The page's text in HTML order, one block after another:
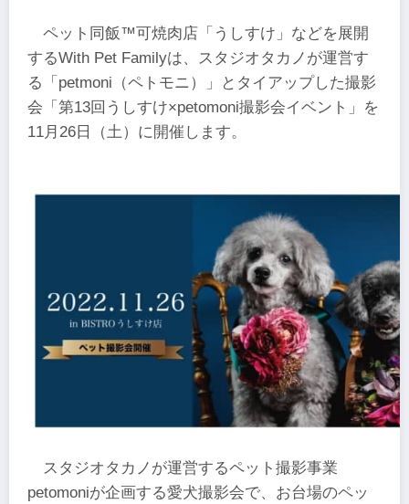
ペット同飯™可焼肉店「うしすけ」などを展開
するWith Pet Familyは、スタジオタカノが運営す
る「petmoni（ペトモニ）」とタイアップした撮影
会「第13回うしすけ×petomoni撮影会イベント」を
11月26日（土）に開催します。
スタジオタカノが運営するペット撮影事業
petomoniが企画する愛犬撮影会で、お台場のペッ